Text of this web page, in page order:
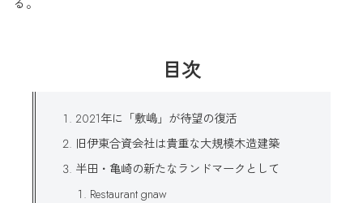
目次
2021年に「敷嶋」が待望の復活
旧伊東合資会社は貴重な大規模木造建築
半田・亀崎の新たなランドマークとして
Restaurant gnaw